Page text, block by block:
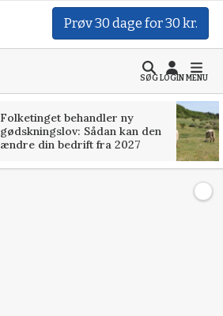
Prøv 30 dage for 30 kr.
SØGLOGINMENU
Folketinget behandler ny
gødskningslov: Sådan kan den
ændre din bedrift fra 2027